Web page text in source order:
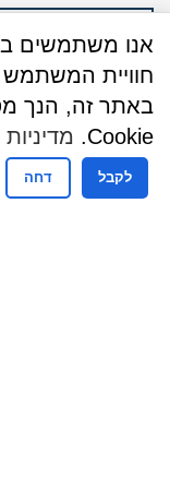
חוויית
באתר זה, הנך
Cookie.
לקבל דחה